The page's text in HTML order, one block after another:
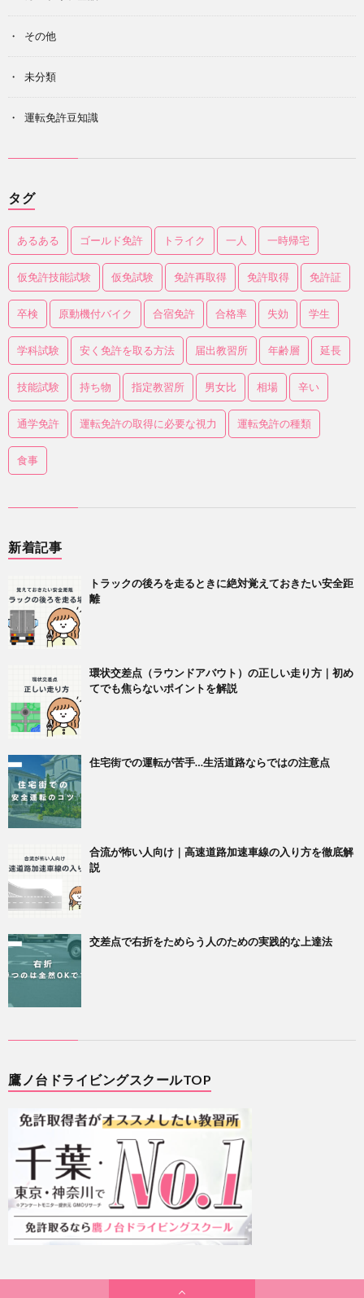
その他
未分類
運転免許豆知識
タグ
あるある ゴールド免許 トライク 一人 一時帰宅
仮免許技能試験 仮免試験 免許再取得 免許取得 免許証
卒検 原動機付バイク 合宿免許 合格率 失効 学生
学科試験 安く免許を取る方法 届出教習所 年齢層 延長
技能試験 持ち物 指定教習所 男女比 相場 辛い
通学免許 運転免許の取得に必要な視力 運転免許の種類
食事
新着記事
トラックの後ろを走るときに絶対覚えておきたい安全距
離
環状交差点（ラウンドアバウト）の正しい走り方｜初め
てでも焦らないポイントを解説
住宅街での運転が苦手…生活道路ならではの注意点
合流が怖い人向け｜高速道路加速車線の入り方を徹底解
説
交差点で右折をためらう人のための実践的な上達法
鷹ノ台ドライビングスクールTOP